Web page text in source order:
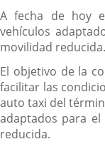
A fecha de hoy
vehículos
movilidad reducida.
El objetivo de la
facilitar las
auto taxi del
adaptados para
reducida.